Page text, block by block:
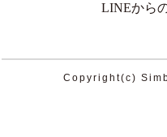
LINEから
Copyright(c)